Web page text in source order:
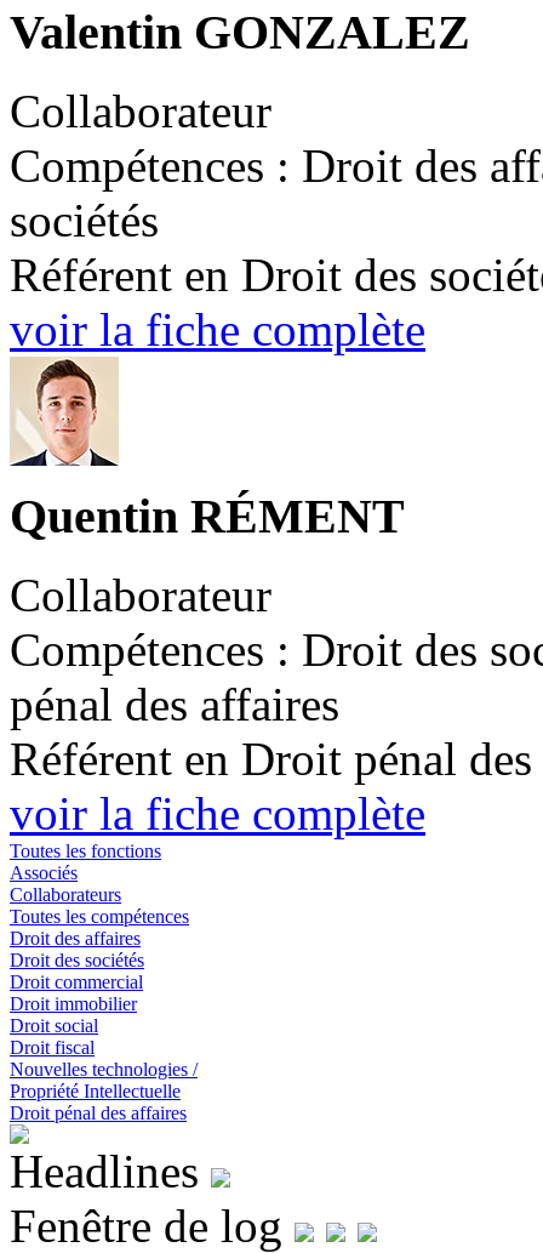
Valentin GONZALEZ
Collaborateur
Compétences : Droit des
sociétés
Référent en Droit des
voir la fiche complète
Quentin RÉMENT
Collaborateur
Compétences : Droit des
pénal des affaires
Référent en Droit pénal
voir la fiche complète
Toutes les fonctions
Associés
Collaborateurs
Toutes les compétences
Droit des affaires
Droit des sociétés
Droit commercial
Droit immobilier
Droit social
Droit fiscal
Nouvelles technologies /
Propriété Intellectuelle
Droit pénal des affaires
Headlines
Fenêtre de log